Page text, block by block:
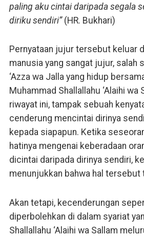
paling aku cintai daripada segala
diriku sendiri”(HR. Bukhari)
Pernyataan jujur tersebut keluar
manusia yang sangat jujur, salah
‘Azza wa Jalla yang hidup
Muhammad Shallallahu ‘Alaihi wa
riwayat ini, tampak sebuah
cenderung mencintai dirinya
kepada siapapun. Ketika
hatinya mengenai keberadaan
dicintai daripada dirinya sendiri,
menunjukkan bahwa hal tersebut
Akan tetapi, kecenderungan
diperbolehkan di dalam syariat
Shallallahu ‘Alaihi wa Sallam